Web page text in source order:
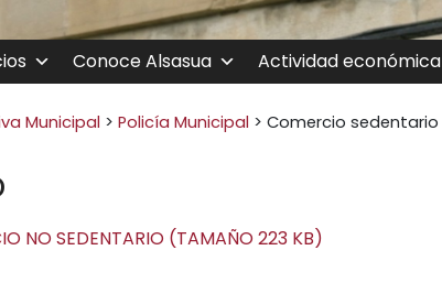
Conoce Alsasua Actividad económica
Municipal > Policía Municipal > Comercio sedentario
NO SEDENTARIO (TAMAÑO 223 KB)